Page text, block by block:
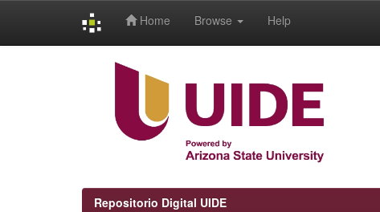
Home Browse Help
Repositorio Digital UIDE